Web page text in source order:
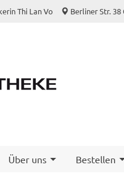
Thi Lan Vo Berliner Str. 38
Über uns Bestellen